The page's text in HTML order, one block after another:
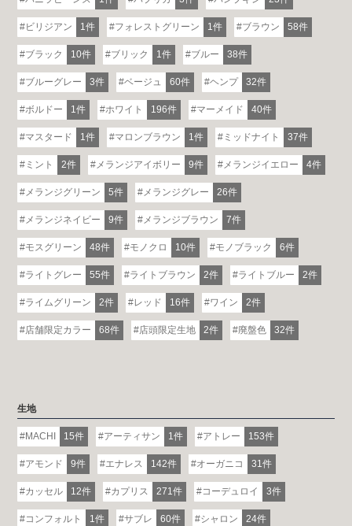
ビリジアン 1件 フォレストグリーン 1件 ブラウン 58件
ブラック 10件 ブリック 1件 ブルー 38件
ブルーグレー 3件 ベージュ 60件 ヘンプ 32件
ボルドー 1件 ホワイト 196件 マーメイド 40件
マスタード 1件 マロンブラウン 1件 ミッドナイト 37件
ミント 2件 メランジアイボリー 9件 メランジイエロー 4件
メランジグリーン 5件 メランジグレー 26件
メランジネイビー 9件 メランジブラウン 7件
モスグリーン 48件 モノクロ 10件 モノブラック 6件
ライトグレー 55件 ライトブラウン 2件 ライトブルー 2件
ライムグリーン 2件 レッド 16件 ワイン 2件
店舗限定カラー 68件 店頭限定生地 2件 廃盤色 32件
生地
MACHI 15件 アーティサン 1件 アトレー 153件
アモンド 9件 エナレス 142件 オーガニコ 31件
カッセル 12件 カプリス 271件 コーデュロイ 3件
コンフォルト 1件 サブレ 60件 シャロン 24件